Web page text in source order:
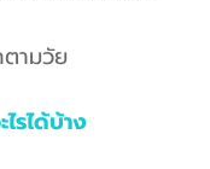
ามวัย
รได้บ้าง